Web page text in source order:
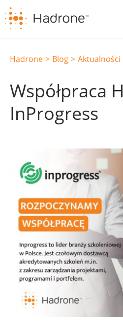
Hadrone Blog Aktualności
Współpraca
InProgress